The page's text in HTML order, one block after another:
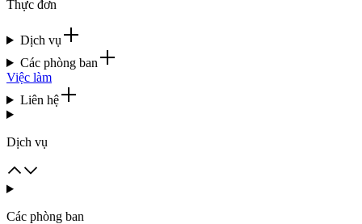
Thực đơn
Dịch vụ
Các phòng ban
Việc làm
Liên hệ
Dịch vụ
Các phòng ban